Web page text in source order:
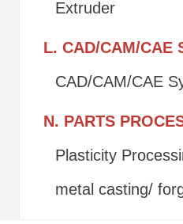
Extruder
L. CAD/CAM/CAE
CAD/CAM/CAE
N. PARTS
Plasticity
metal casting/